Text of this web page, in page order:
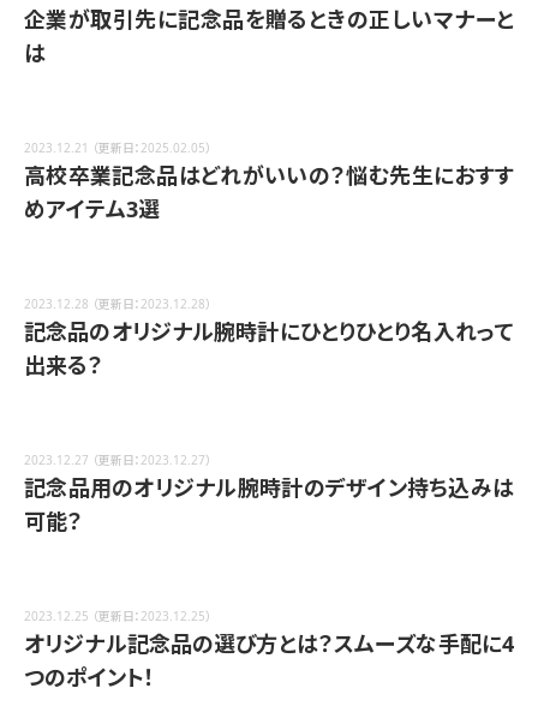
企業が取引先に記念品を贈るときの正しいマナーと
は
2023.12.21 （更新日：2025.02.05）
高校卒業記念品はどれがいいの？悩む先生におすす
めアイテム3選
2023.12.28 （更新日：2023.12.28）
記念品のオリジナル腕時計にひとりひとり名入れって
出来る？
2023.12.27 （更新日：2023.12.27）
記念品用のオリジナル腕時計のデザイン持ち込みは
可能？
2023.12.25 （更新日：2023.12.25）
オリジナル記念品の選び方とは？スムーズな手配に4
つのポイント！